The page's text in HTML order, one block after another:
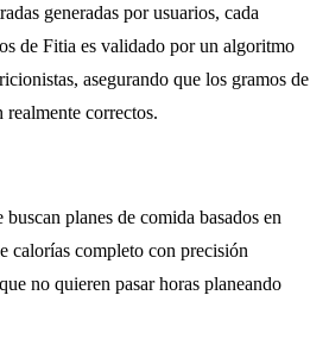
generadas por usuarios, cada
de Fitia es validado por un algoritmo
asegurando que los gramos de
realmente correctos.
buscan planes de comida basados en
calorías completo con precisión
no quieren pasar horas planeando